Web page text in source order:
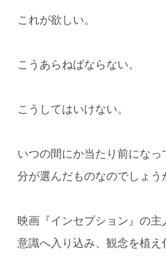
これが欲しい。
こうあらねばならない。
こうしてはいけない。
いつの間にか当たり前にな
分が選んだものなのでしょう
映画『インセプション』の
意識へ入り込み、観念を植え